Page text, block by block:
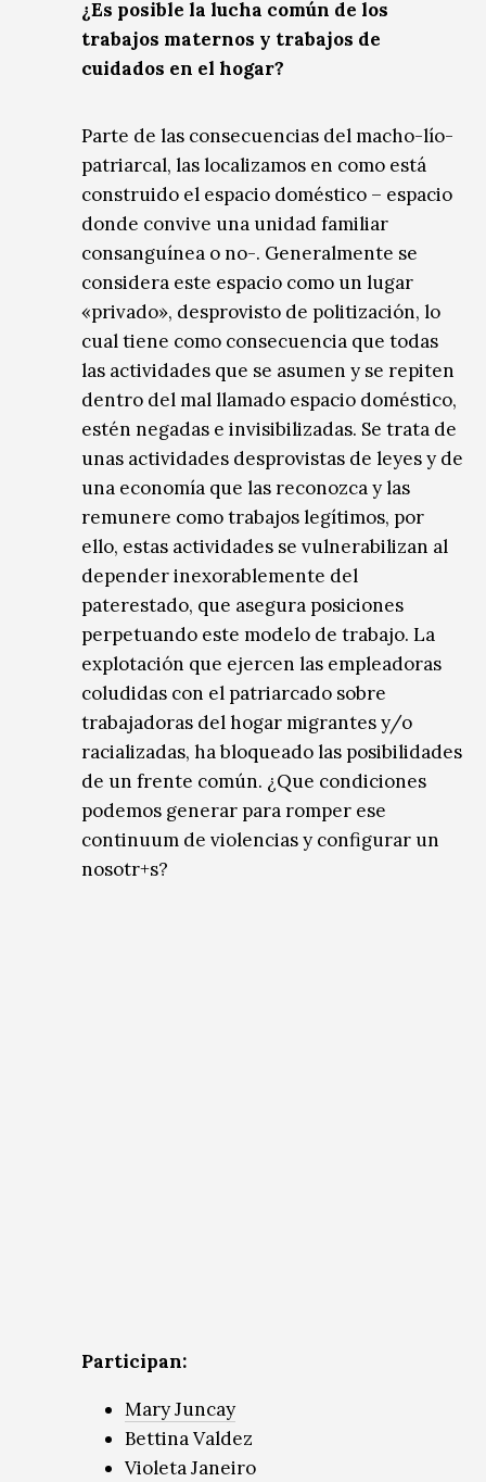
¿Es posible la lucha común de los
trabajos maternos y trabajos de
cuidados en el hogar?
Parte de las consecuencias del macho-lío-
patriarcal, las localizamos en como está
construido el espacio doméstico – espacio
donde convive una unidad familiar
consanguínea o no-. Generalmente se
considera este espacio como un lugar
«privado», desprovisto de politización, lo
cual tiene como consecuencia que todas
las actividades que se asumen y se repiten
dentro del mal llamado espacio doméstico,
estén negadas e invisibilizadas. Se trata de
unas actividades desprovistas de leyes y de
una economía que las reconozca y las
remunere como trabajos legítimos, por
ello, estas actividades se vulnerabilizan al
depender inexorablemente del
paterestado, que asegura posiciones
perpetuando este modelo de trabajo. La
explotación que ejercen las empleadoras
coludidas con el patriarcado sobre
trabajadoras del hogar migrantes y/o
racializadas, ha bloqueado las posibilidades
de un frente común. ¿Que condiciones
podemos generar para romper ese
continuum de violencias y configurar un
nosotr+s?
Participan:
Mary Juncay
Bettina Valdez
Violeta Janeiro